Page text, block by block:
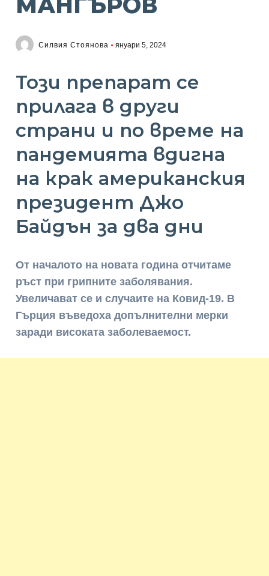
Силвия Стоянова януари 5, 2024
Този препарат се
прилага в други
страни и по време на
пандемията вдигна
на крак американския
президент Джо
Байдън за два дни
От началото на новата година отчитаме
ръст при грипните заболявания.
Увеличават се и случаите на Ковид-19. В
Гърция въведоха допълнителни мерки
заради високата заболеваемост.